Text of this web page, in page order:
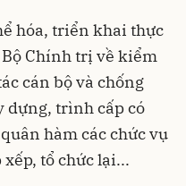
hóa, triển khai thực
Chính trị về kiểm
cán bộ và chống
dựng, trình cấp có
hàm các chức vụ
tổ chức lại...